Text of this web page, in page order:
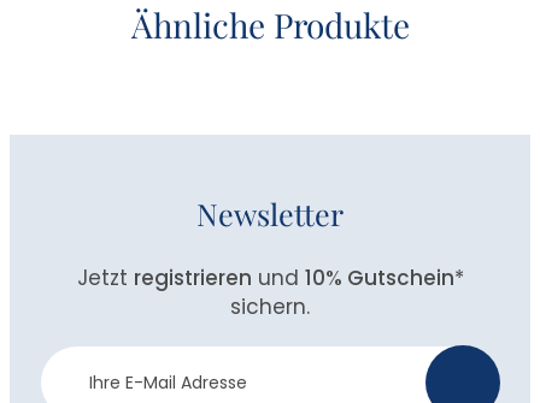
Ähnliche Produkte
Newsletter
Jetzt registrieren und 10% Gutschein*
sichern.
Newsletter
Anmeldung